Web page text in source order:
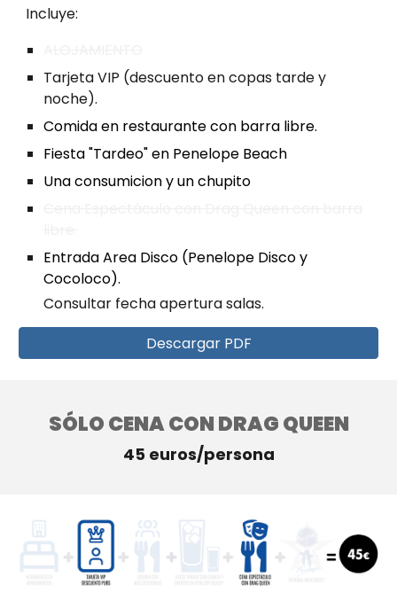
Incluye:
Tarjeta VIP (descuento en copas tarde y
noche).
Comida en restaurante con barra libre.
Fiesta "Tardeo" en Penelope Beach
Una consumiciony un chupito
Entrada Area Disco (Penelope Discoy
Cocoloco).
Consultar fecha apertura salas.
Descargar PDF
SÓLO CENA CON DRAG QUEEN
45 euros/persona